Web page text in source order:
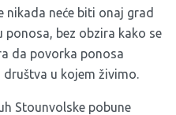
nikada neće biti onaj grad
ponosa, bez obzira kako se
da povorka ponosa
u kojem živimo.
Stounvolske pobune